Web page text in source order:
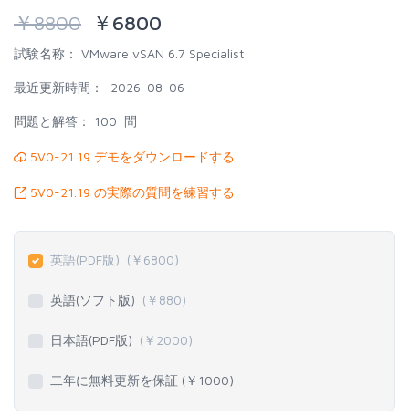
￥8800 ￥ 6800
試験名称： VMware vSAN 6.7 Specialist
最近更新時間： 2026-08-06
問題と解答： 100 問
5V0-21.19 デモをダウンロードする
5V0-21.19 の実際の質問を練習する
英語(PDF版) (￥ 6800)
英語(ソフト版) (￥ 880)
日本語(PDF版) (￥ 2000)
二年に無料更新を保証 (￥ 1000)